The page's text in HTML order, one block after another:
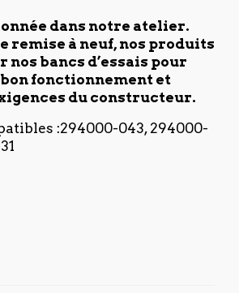
dans notre atelier.
remise à neuf, nos produits
nos bancs d’essais pour
fonctionnement et
du constructeur.
:294000-043, 294000-